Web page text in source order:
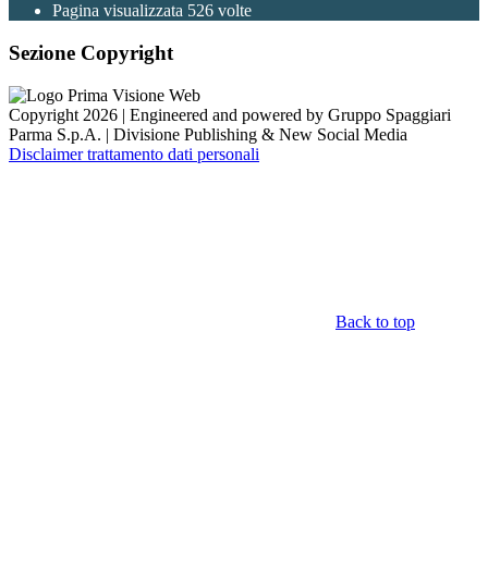
Pagina visualizzata 526 volte
Sezione Copyright
Copyright 2026 | Engineered and powered by Gruppo Spaggiari
Parma S.p.A. | Divisione Publishing & New Social Media
Disclaimer trattamento dati personali
Back to top